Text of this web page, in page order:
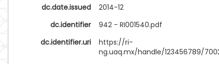
dc.date.issued
2014-12
dc.identifier
942 - RI001540.pdf
dc.identifier.uri
https://ri-
ng.uaq.mx/handle/123456789/